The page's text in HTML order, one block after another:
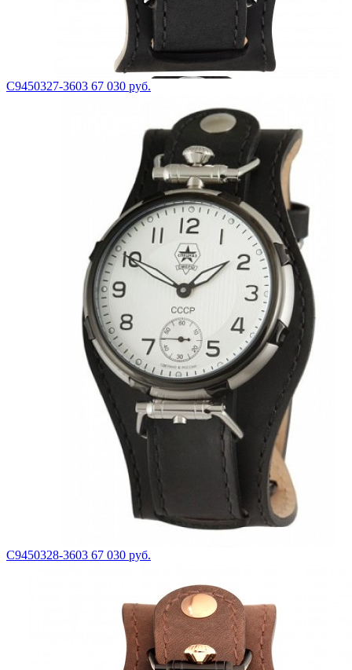
С9450327-3603 67 030 руб.
С9450328-3603 67 030 руб.